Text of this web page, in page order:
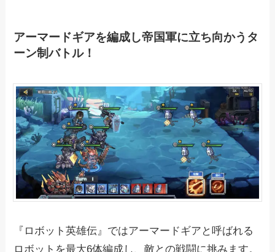
アーマードギアを編成し帝国軍に立ち向かうタ
ーン制バトル！
『ロボット英雄伝』ではアーマードギアと呼ばれる
ロボットを最大6体編成し、敵との戦闘に挑みます。